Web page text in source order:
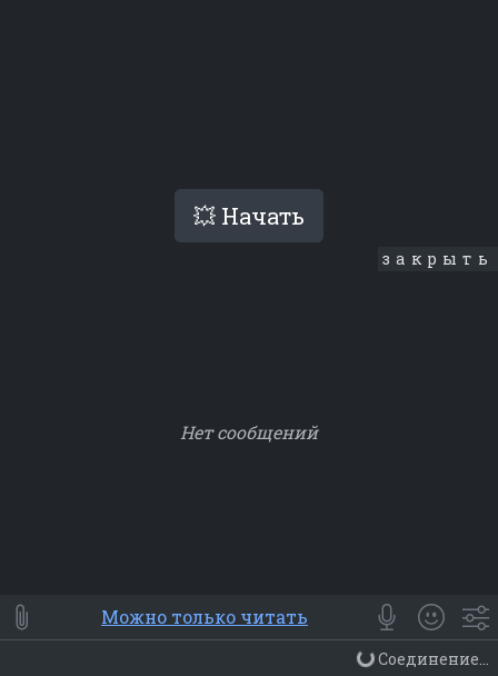
💥 Начать
закрыть
Нет сообщений
⭐ Мои Smile
😀 Emoji
Смайлики
Люди Животные Еда Объекты
Можно только читать
Соединение...